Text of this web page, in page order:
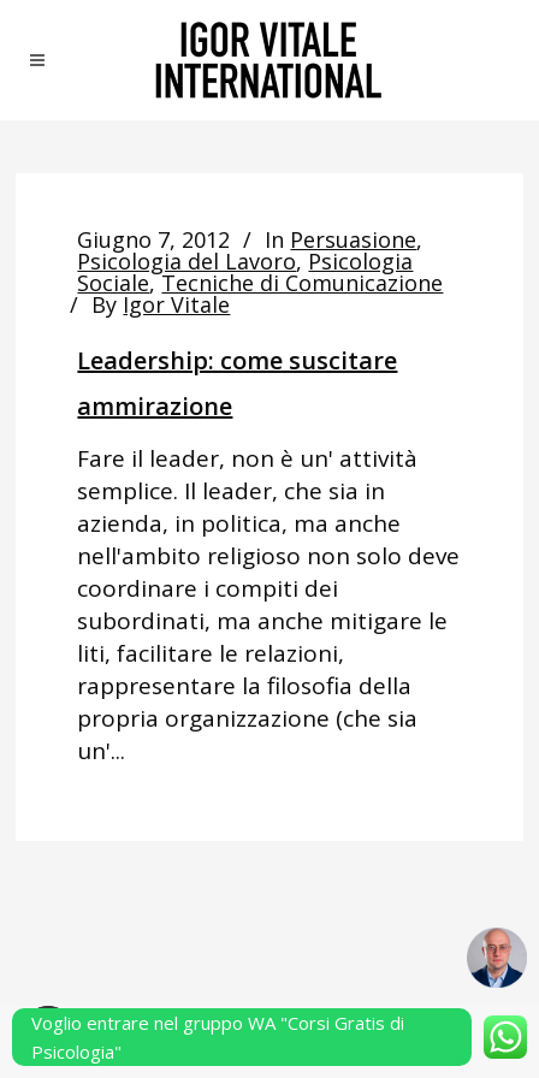
Giugno 7, 2012 In Persuasione,
Psicologia del Lavoro, Psicologia
Sociale,Tecniche di Comunicazione
By Igor Vitale
Leadership: come suscitare
ammirazione
Fare il leader, non è un' attività
semplice. Il leader, che sia in
azienda, in politica, ma anche
nell'ambito religioso non solo deve
coordinare i compiti dei
subordinati, ma anche mitigare le
liti, facilitare le relazioni,
rappresentare la filosofia della
propria organizzazione (che sia
un'...
Powered by Performarsi S.a.s.
Voglio entrare nel gruppo WA "Corsi Gratis di
Psicologia"